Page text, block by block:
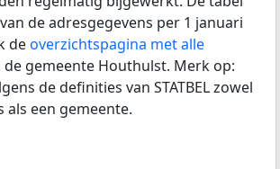
de adresgegevens per 1 januari
deoverzichtspagina met alle
de gemeente Houthulst. Merk op:
de definities van STATBEL zowel
als een gemeente.